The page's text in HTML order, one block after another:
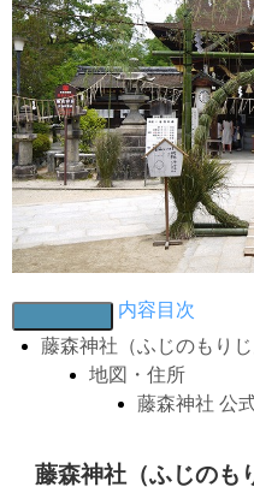
内容目次
藤森神社（ふじのもり
地図・住所
藤森神社 公
藤森神社（ふじのも